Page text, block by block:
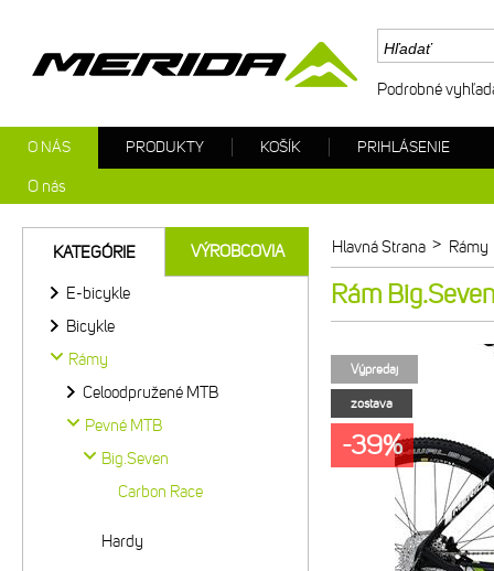
Hlavná Strana > Rámy
Rám
Výpredaj
zostava
-39%
KATEGÓRIE VÝROBCOVIA
E-bicykle
Bicykle
Rámy
Celoodpružené MTB
Pevné MTB
Big.Seven
Carbon Race
Hardy
Podrobné
O NÁS
O nás
PRODUKTY KOŠÍK PRIHLÁSENIE